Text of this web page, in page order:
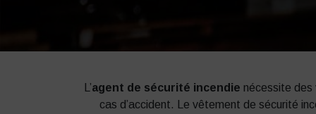
L’agent de sécurité incendie nécessite des
cas d’accident. Le vêtement de sécurité